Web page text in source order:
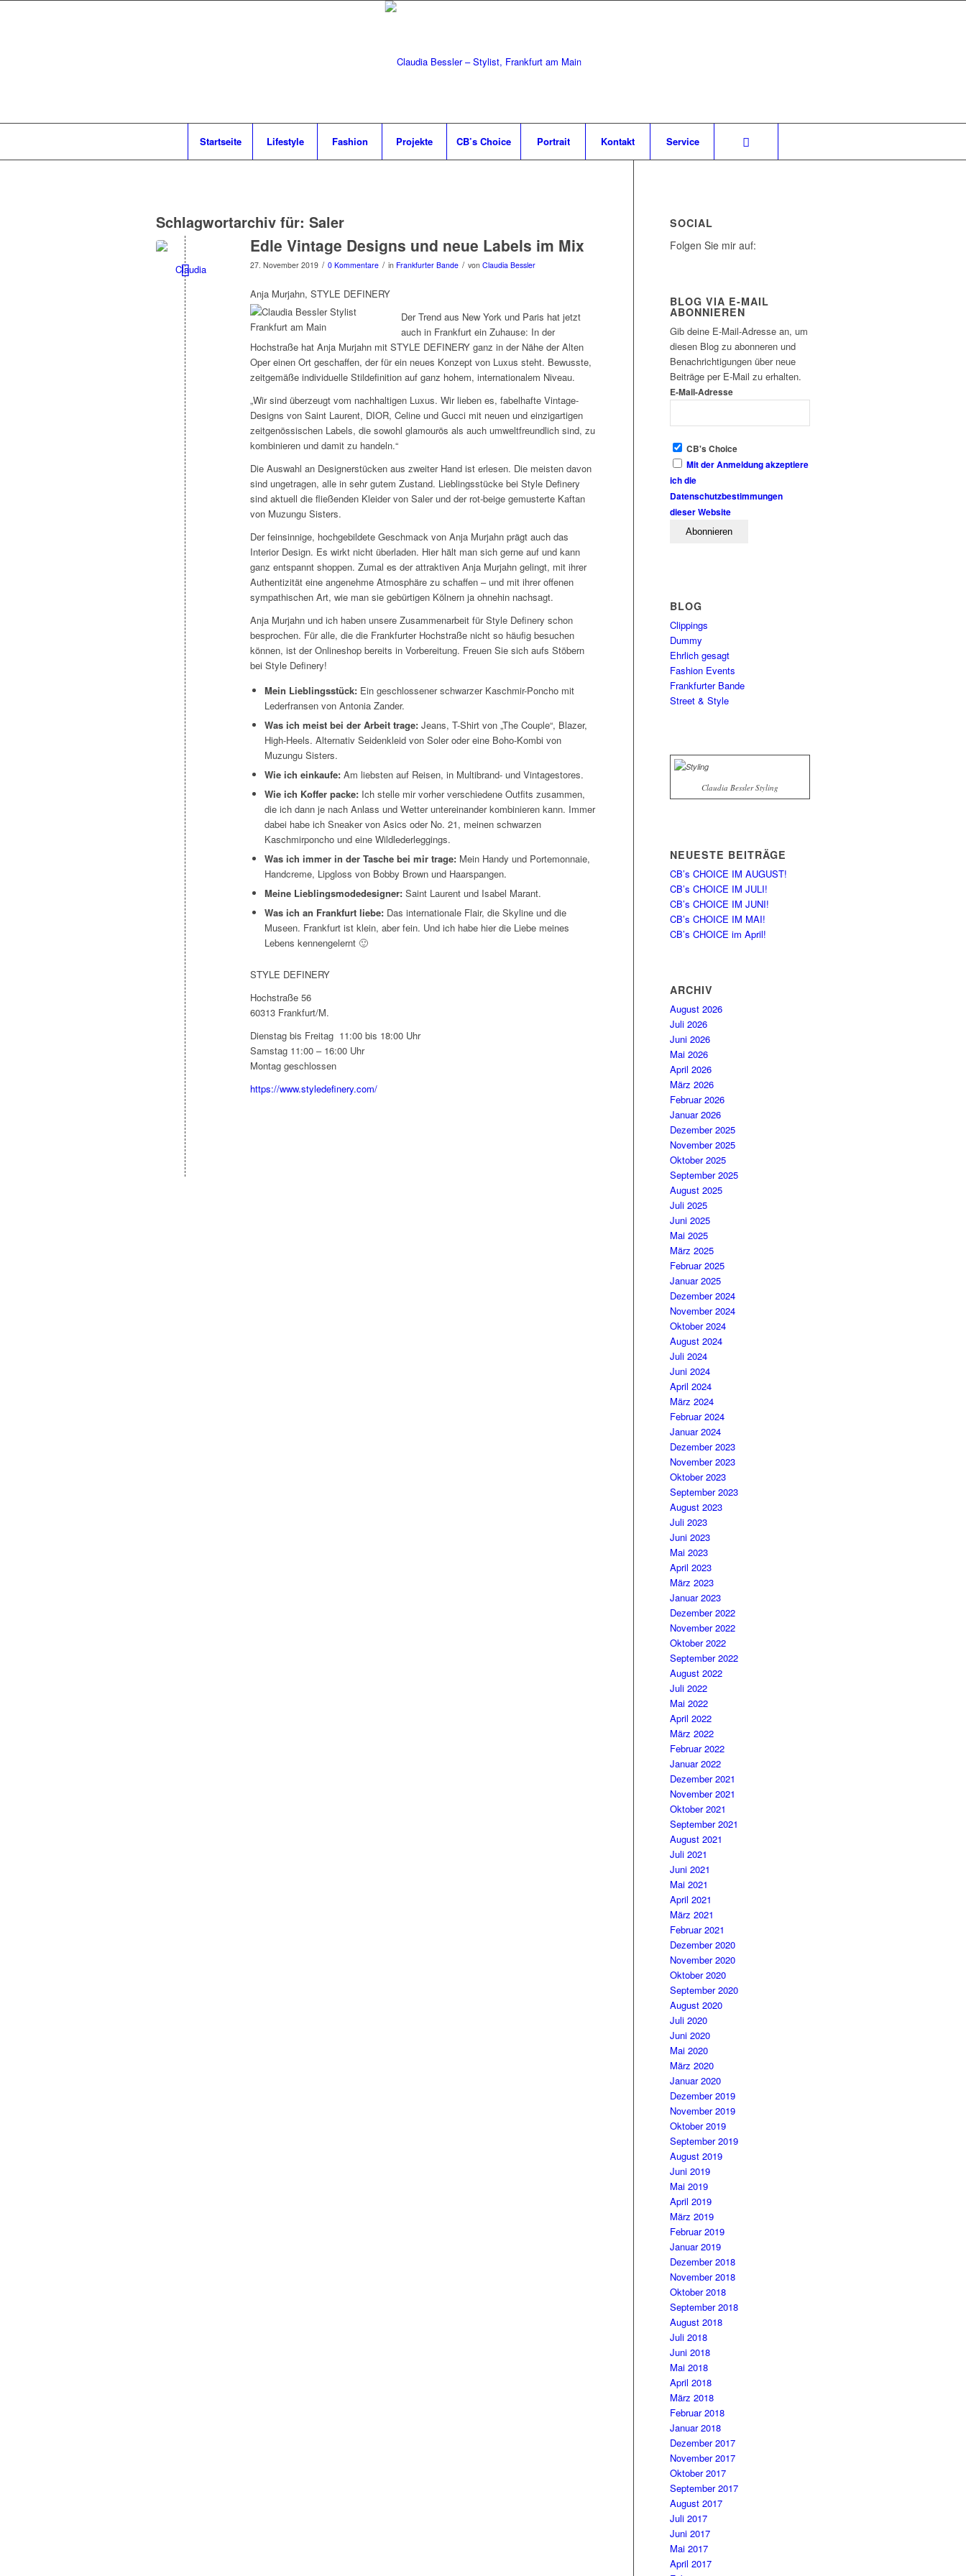
Startseite Lifestyle Fashion Projekte CB’s Choice Portrait Kontakt Service
Schlagwortarchiv für: Saler
Edle Vintage Designs und neue Labels im Mix
27. November 2019 / 0 Kommentare / in Frankfurter Bande / von Claudia Bessler
Anja Murjahn, STYLE DEFINERY
Der Trend aus New York und Paris hat jetzt
auch in Frankfurt ein Zuhause: In der
Hochstraße hat Anja Murjahn mit STYLE DEFINERY ganz in der Nähe der Alten
Oper einen Ort geschaffen, der für ein neues Konzept von Luxus steht. Bewusste,
zeitgemäße individuelle Stildefinition auf ganz hohem, internationalem Niveau.
„Wir sind überzeugt vom nachhaltigen Luxus. Wir lieben es, fabelhafte Vintage-
Designs von Saint Laurent, DIOR, Celine und Gucci mit neuen und einzigartigen
zeitgenössischen Labels, die sowohl glamourös als auch umweltfreundlich sind, zu
kombinieren und damit zu handeln.“
Die Auswahl an Designerstücken aus zweiter Hand ist erlesen. Die meisten davon
sind ungetragen, alle in sehr gutem Zustand. Lieblingsstücke bei Style Definery
sind aktuell die fließenden Kleider von Saler und der rot-beige gemusterte Kaftan
von Muzungu Sisters.
Der feinsinnige, hochgebildete Geschmack von Anja Murjahn prägt auch das
Interior Design. Es wirkt nicht überladen. Hier hält man sich gerne auf und kann
ganz entspannt shoppen. Zumal es der attraktiven Anja Murjahn gelingt, mit ihrer
Authentizität eine angenehme Atmosphäre zu schaffen – und mit ihrer offenen
sympathischen Art, wie man sie gebürtigen Kölnern ja ohnehin nachsagt.
Anja Murjahn und ich haben unsere Zusammenarbeit für Style Definery schon
besprochen. Für alle, die die Frankfurter Hochstraße nicht so häufig besuchen
können, ist der Onlineshop bereits in Vorbereitung. Freuen Sie sich aufs Stöbern
bei Style Definery!
Mein Lieblingsstück: Ein geschlossener schwarzer Kaschmir-Poncho mit
Lederfransen von Antonia Zander.
Was ich meist bei der Arbeit trage: Jeans, T-Shirt von „The Couple“, Blazer,
High-Heels. Alternativ Seidenkleid von Soler oder eine Boho-Kombi von
Muzungu Sisters.
Wie ich einkaufe: Am liebsten auf Reisen, in Multibrand- und Vintagestores.
Wie ich Koffer packe: Ich stelle mir vorher verschiedene Outfits zusammen,
die ich dann je nach Anlass und Wetter untereinander kombinieren kann. Immer
dabei habe ich Sneaker von Asics oder No. 21, meinen schwarzen
Kaschmirponcho und eine Wildlederleggings.
Was ich immer in der Tasche bei mir trage: Mein Handy und Portemonnaie,
Handcreme, Lipgloss von Bobby Brown und Haarspangen.
Meine Lieblingsmodedesigner: Saint Laurent und Isabel Marant.
Was ich an Frankfurt liebe: Das internationale Flair, die Skyline und die
Museen. Frankfurt ist klein, aber fein. Und ich habe hier die Liebe meines
Lebens kennengelernt 🙂
STYLE DEFINERY
Hochstraße 56
60313 Frankfurt/M.
Dienstag bis Freitag 11:00 bis 18:00 Uhr
Samstag 11:00 – 16:00 Uhr
Montag geschlossen
https://www.styledefinery.com/
SOCIAL
Folgen Sie mir auf:
BLOG VIA E-MAIL
ABONNIEREN
Gib deine E-Mail-Adresse an, um
diesen Blog zu abonneren und
Benachrichtigungen über neue
Beiträge per E-Mail zu erhalten.
E-Mail-Adresse
CB's Choice
Mit der Anmeldung akzeptiere
ich die
Datenschutzbestimmungen
dieser Website
BLOG
Clippings
Dummy
Ehrlich gesagt
Fashion Events
Frankfurter Bande
Street & Style
Claudia Bessler Styling
NEUESTE BEITRÄGE
CB’s CHOICE IM AUGUST!
CB’s CHOICE IM JULI!
CB’s CHOICE IM JUNI!
CB’s CHOICE IM MAI!
CB’s CHOICE im April!
ARCHIV
August 2026
Juli 2026
Juni 2026
Mai 2026
April 2026
März 2026
Februar 2026
Januar 2026
Dezember 2025
November 2025
Oktober 2025
September 2025
August 2025
Juli 2025
Juni 2025
Mai 2025
März 2025
Februar 2025
Januar 2025
Dezember 2024
November 2024
Oktober 2024
August 2024
Juli 2024
Juni 2024
April 2024
März 2024
Februar 2024
Januar 2024
Dezember 2023
November 2023
Oktober 2023
September 2023
August 2023
Juli 2023
Juni 2023
Mai 2023
April 2023
März 2023
Januar 2023
Dezember 2022
November 2022
Oktober 2022
September 2022
August 2022
Juli 2022
Mai 2022
April 2022
März 2022
Februar 2022
Januar 2022
Dezember 2021
November 2021
Oktober 2021
September 2021
August 2021
Juli 2021
Juni 2021
Mai 2021
April 2021
März 2021
Februar 2021
Dezember 2020
November 2020
Oktober 2020
September 2020
August 2020
Juli 2020
Juni 2020
Mai 2020
März 2020
Januar 2020
Dezember 2019
November 2019
Oktober 2019
September 2019
August 2019
Juni 2019
Mai 2019
April 2019
März 2019
Februar 2019
Januar 2019
Dezember 2018
November 2018
Oktober 2018
September 2018
August 2018
Juli 2018
Juni 2018
Mai 2018
April 2018
März 2018
Februar 2018
Januar 2018
Dezember 2017
November 2017
Oktober 2017
September 2017
August 2017
Juli 2017
Juni 2017
Mai 2017
April 2017